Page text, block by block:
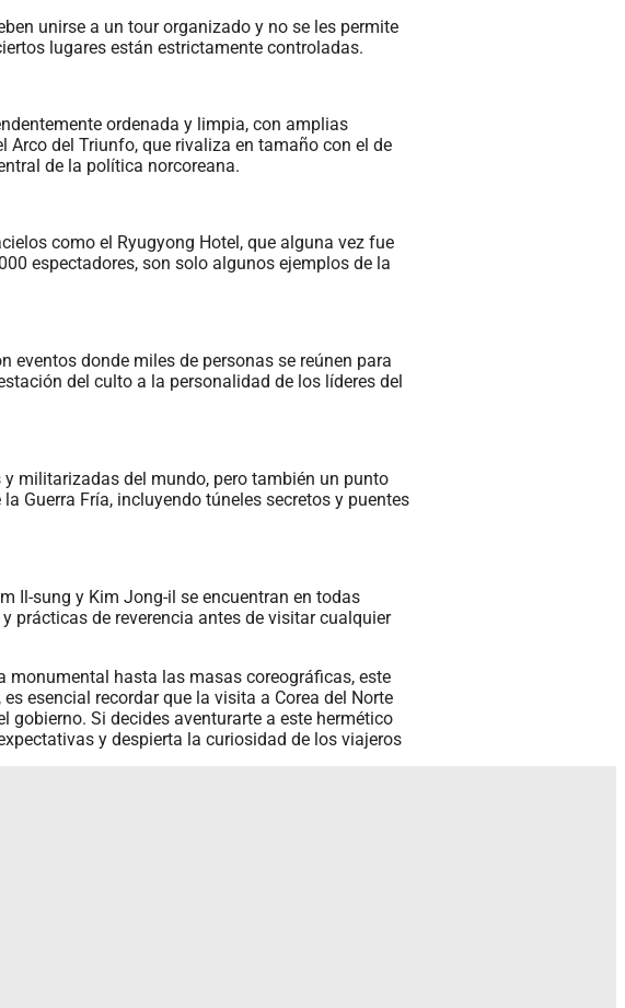
unirse a un tour organizado y no se les permite
lugares están estrictamente controladas.
ordenada y limpia, con amplias
del Triunfo, que rivaliza en tamaño con el de
de la política norcoreana.
como el Ryugyong Hotel, que alguna vez fue
espectadores, son solo algunos ejemplos de la
eventos donde miles de personas se reúnen para
del culto a la personalidad de los líderes del
y militarizadas del mundo, pero también un punto
Guerra Fría, incluyendo túneles secretos y puentes
Il-sung y Kim Jong-il se encuentran en todas
prácticas de reverencia antes de visitar cualquier
monumental hasta las masas coreográficas, este
esencial recordar que la visita a Corea del Norte
Si decides aventurarte a este hermético
y despierta la curiosidad de los viajeros